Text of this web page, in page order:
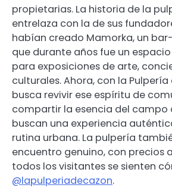
propietarias. La historia de la
entrelaza con la de sus
habían creado Mamorka, un
que durante años fue un
para exposiciones de arte,
culturales. Ahora, con la Pulpería
busca revivir ese espíritu de
compartir la esencia del campo
buscan una experiencia
rutina urbana. La pulpería
encuentro genuino, con precios
todos los visitantes se sienten
@lapulperiadecazon.